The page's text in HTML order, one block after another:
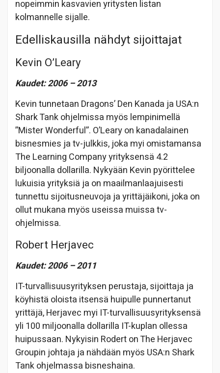
nopeimmin kasvavien yritysten listan
kolmannelle sijalle.
Edelliskausilla nähdyt sijoittajat
Kevin O’Leary
Kaudet: 2006 – 2013
Kevin tunnetaan Dragons’ Den Kanada ja USA:n
Shark Tank ohjelmissa myös lempinimellä
”Mister Wonderful”. O’Leary on kanadalainen
bisnesmies ja tv-julkkis, joka myi omistamansa
The Learning Company yrityksensä 4.2
biljoonalla dollarilla. Nykyään Kevin pyörittelee
lukuisia yrityksiä ja on maailmanlaajuisesti
tunnettu sijoitusneuvoja ja yrittäjäikoni, joka on
ollut mukana myös useissa muissa tv-
ohjelmissa.
Robert Herjavec
Kaudet: 2006 – 2011
IT-turvallisuusyrityksen perustaja, sijoittaja ja
köyhistä oloista itsensä huipulle punnertanut
yrittäjä, Herjavec myi IT-turvallisuusyrityksensä
yli 100 miljoonalla dollarilla IT-kuplan ollessa
huipussaan. Nykyisin Rodert on The Herjavec
Groupin johtaja ja nähdään myös USA:n Shark
Tank ohjelmassa bisneshaina.